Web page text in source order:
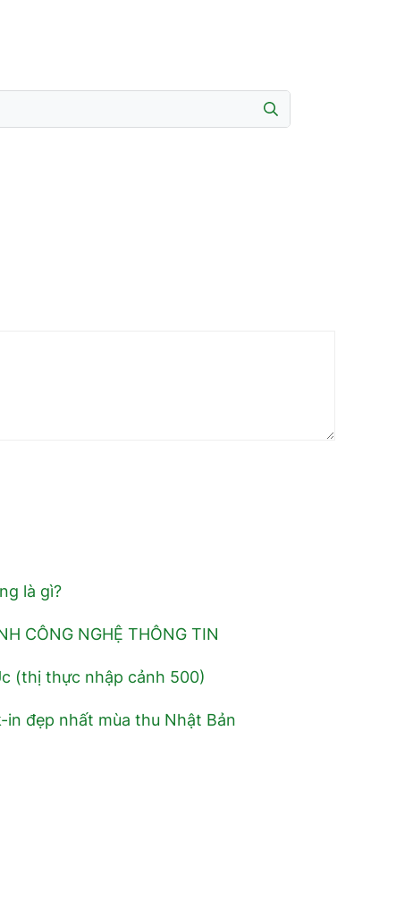
là gì?
CÔNG NGHỆ THÔNG TIN
(thị thực nhập cảnh 500)
in đẹp nhất mùa thu Nhật Bản